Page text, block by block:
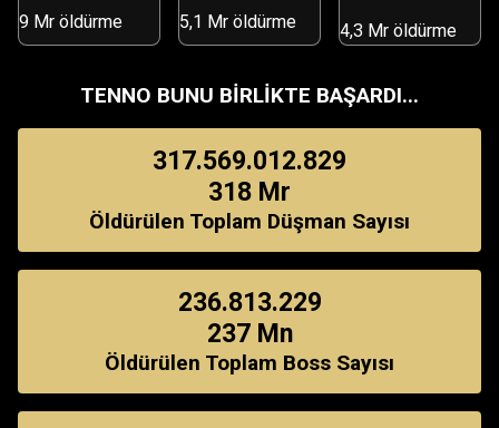
9 Mr öldürme
5,1 Mr öldürme
4,3 Mr öldürme
TENNO BUNU BIRLIKTE BAŞARDI...
317.569.012.829
318 Mr
Öldürülen Toplam Düşman Sayısı
236.813.229
237 Mn
Öldürülen Toplam Boss Sayısı